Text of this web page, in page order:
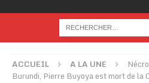
ACCUEIL A LA UNE
Burundi, Pierre Buyoya est mort de la